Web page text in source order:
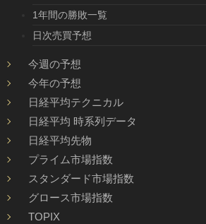
1年間の勝敗一覧
日次売買予想
今週の予想
今年の予想
日経平均テクニカル
日経平均 時系列データ
日経平均先物
プライム市場指数
スタンダード市場指数
グロース市場指数
TOPIX